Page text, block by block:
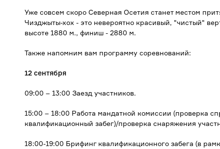
Уже совсем скоро Северная Осетия станет местом
Чизджыты-хох - это невероятно красивый, "чистый"
высоте 1880 м., финиш - 2880 м.
Также напомним вам программу соревнований:
12 сентября
09:00 – 13:00 Заезд участников.
15:00 – 18:00 Работа мандатной комиссии (проверка
квалификационный забег)/проверка снаряжения
18:00-19:00 Брифинг квалификационного забега (в